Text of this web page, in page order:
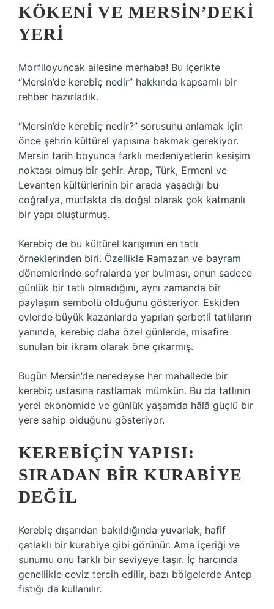
KÖKENI VE MERSIN’DEKI
YERI
Morfiloyuncak ailesine merhaba! Bu içerikte
“Mersin’de kerebiç nedir” hakkında kapsamlı bir
rehber hazırladık.
“Mersin’de kerebiç nedir?” sorusunu anlamak için
önce şehrin kültürel yapısına bakmak gerekiyor.
Mersin tarih boyunca farklı medeniyetlerin kesişim
noktası olmuş bir şehir. Arap, Türk, Ermeni ve
Levanten kültürlerinin bir arada yaşadığı bu
coğrafya, mutfakta da doğal olarak çok katmanlı
bir yapı oluşturmuş.
Kerebiç de bu kültürel karışımın en tatlı
örneklerinden biri. Özellikle Ramazan ve bayram
dönemlerinde sofralarda yer bulması, onun sadece
günlük bir tatlı olmadığını, aynı zamanda bir
paylaşım sembolü olduğunu gösteriyor. Eskiden
evlerde büyük kazanlarda yapılan şerbetli tatlıların
yanında, kerebiç daha özel günlerde, misafire
sunulan bir ikram olarak öne çıkarmış.
Bugün Mersin’de neredeyse her mahallede bir
kerebiç ustasına rastlamak mümkün. Bu da tatlının
yerel ekonomide ve günlük yaşamda hâlâ güçlü bir
yere sahip olduğunu gösteriyor.
KEREBIÇIN YAPISI:
SIRADAN BIR KURABIYE
DEĞIL
Kerebiç dışarıdan bakıldığında yuvarlak, hafif
çatlaklı bir kurabiye gibi görünür. Ama içeriği ve
sunumu onu farklı bir seviyeye taşır. İç harcında
genellikle ceviz tercih edilir, bazı bölgelerde Antep
fıstığı da kullanılır.